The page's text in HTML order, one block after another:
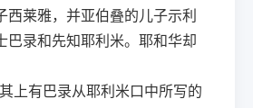
西莱雅，并亚伯叠的儿子示利
巴录和先知耶利米。耶和华却
上有巴录从耶利米口中所写的